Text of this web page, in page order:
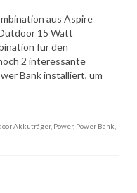
aus Aspire
15 Watt
für den
2 interessante
Bank installiert, um
Akkuträger, Power, Power Bank